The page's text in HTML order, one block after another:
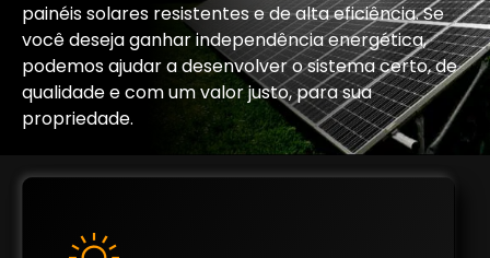
painéis solares resistentes e de alta eficiência. Se
você deseja ganhar independência energética,
podemos ajudar a desenvolver o sistema certo, de
qualidade e com um valor justo, para sua
propriedade.